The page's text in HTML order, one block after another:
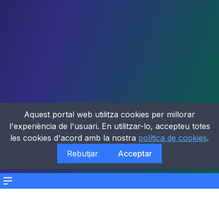
Menu
Aquest portal web utilitza cookies per millorar
l'experiència de l'usuari. En utilitzar-lo, accepteu totes
les cookies d'acord amb la nostra política de cookies.
Rebutjar
Acceptar